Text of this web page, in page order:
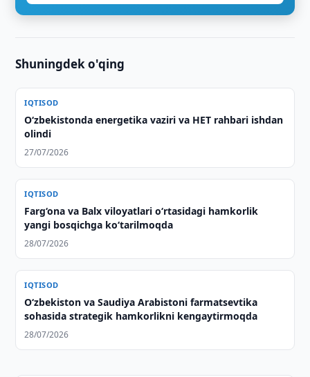
Shuningdek o'qing
IQTISOD
O‘zbekistonda energetika vaziri va HET rahbari ishdan
olindi
27/07/2026
IQTISOD
Farg‘ona va Balx viloyatlari o‘rtasidagi hamkorlik
yangi bosqichga ko‘tarilmoqda
28/07/2026
IQTISOD
O‘zbekiston va Saudiya Arabistoni farmatsevtika
sohasida strategik hamkorlikni kengaytirmoqda
28/07/2026